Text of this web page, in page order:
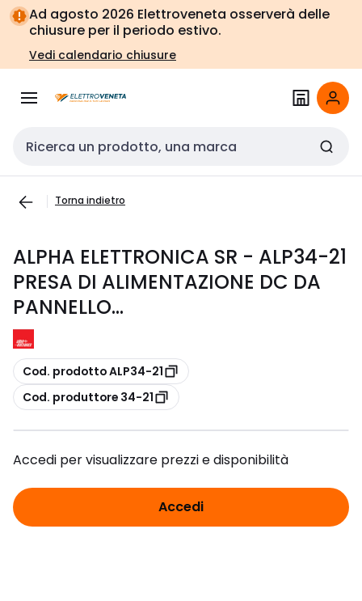
Vai alla
navigazione
Vai
alla
pagina
Ad agosto 2026 Elettroveneta osserverà delle
chiusure per il periodo estivo.
Vedi calendario chiusure
Cerca input
Torna indietro
ALPHA ELETTRONICA SR - ALP34-21
PRESA DI ALIMENTAZIONE DC DA
PANNELLO...
copia
Cod. prodotto ALP34-21
copia
Cod. produttore 34-21
Accedi per visualizzare prezzi e disponibilità
Accedi